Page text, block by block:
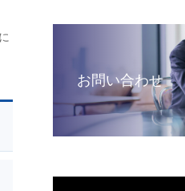
お問い合わせ